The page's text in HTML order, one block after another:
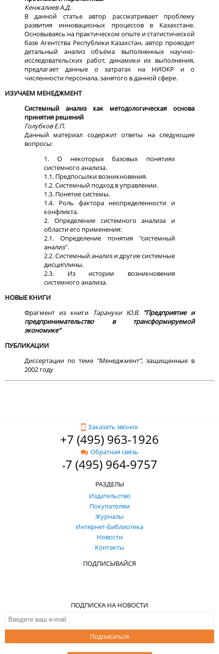
Кенжалиев А.Д.
В данной статье автор рассматривает проблему
развития инновационых процессов в Казахстане.
Основываясь на практическом опыте и статистической
базе Агентства Республики Казахстан, автор проводит
детальный анализ объёма выполненных научно-
исследовательских работ, динамики их выполнения,
предлагает данные о затратах на НИОКР и о
численности персонала, занятого в данной сфере.
ИЗУЧАЕМ МЕНЕДЖМЕНТ
Системный анализ как методологическая основа
принятия решений
Голубков Е.П.
Данный материал содержит ответы на следующие
вопросы:
1. О некоторых базовых понятиях
системного анализа.
1.1. Предпосылки возникновения.
1.2. Системный подход в управлении.
1.3. Понятие системы.
1.4. Роль фактора неопределенности и
конфликта.
2. Определение системного анализа и
области его применения:
2.1. Определение понятия "системный
анализ".
2.2. Системный анализ и другие системные
дисциплины.
2.3. Из истории возникновения
системного анализа.
НОВЫЕ КНИГИ
Фрагмент из книги
Таранухи Ю.В.
"Предприятие и
предпринимательство в трансформируемой
экономике"
ПУБЛИКАЦИИ
Диссертации по теме "Менеджмент", защищенные в
2002 году
Заказать звонок
+7 (495) 963-1926
Обратная связь
+7 (495) 964-9757
РАЗДЕЛЫ
Издательство
Покупателям
Журналы
Интернет-Библиотека
Новости
Контакты
ПОДПИСЫВАЙСЯ
ПОДПИСКА НА НОВОСТИ
Подписаться